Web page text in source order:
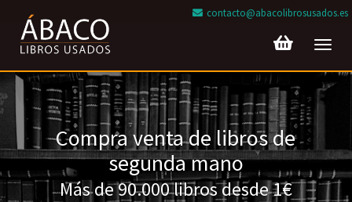
contacto@abacolibrosusados.es
Compra venta de libros de
segunda mano
Más de 90.000 libros desde 1€